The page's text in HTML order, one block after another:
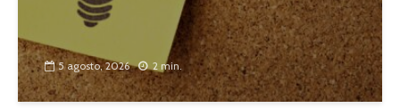
5 agosto, 2026 2 min.